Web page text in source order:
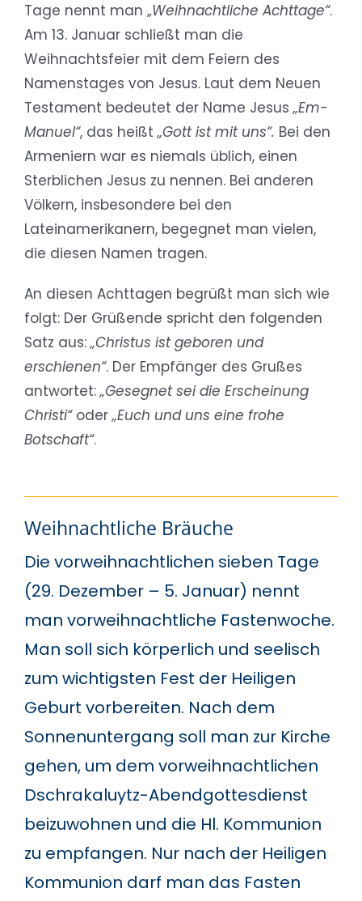
Tage nennt man „Weihnachtliche Achttage“.
Am 13. Januar schließt man die
Weihnachtsfeier mit dem Feiern des
Namenstages von Jesus. Laut dem Neuen
Testament bedeutet der Name Jesus„Em-
Manuel“, das heißt„Gott ist mit uns“. Bei den
Armeniern war es niemals üblich, einen
Sterblichen Jesus zu nennen. Bei anderen
Völkern, insbesondere bei den
Lateinamerikanern, begegnet man vielen,
die diesen Namen tragen.
An diesen Achttagen begrüßt man sich wie
folgt: Der Grüßende spricht den folgenden
Satz aus:„Christus ist geboren und
erschienen“. Der Empfänger des Grußes
antwortet:„Gesegnet sei die Erscheinung
Christi“ oder„Euch und uns eine frohe
Botschaft“.
Weihnachtliche Bräuche
Die vorweihnachtlichen sieben Tage
(29. Dezember – 5. Januar) nennt
man vorweihnachtliche Fastenwoche.
Man soll sich körperlich und seelisch
zum wichtigsten Fest der Heiligen
Geburt vorbereiten. Nach dem
Sonnenuntergang soll man zur Kirche
gehen, um dem vorweihnachtlichen
Dschrakaluytz-Abendgottesdienst
beizuwohnen und die Hl. Kommunion
zu empfangen. Nur nach der Heiligen
Kommunion darf man das Fasten